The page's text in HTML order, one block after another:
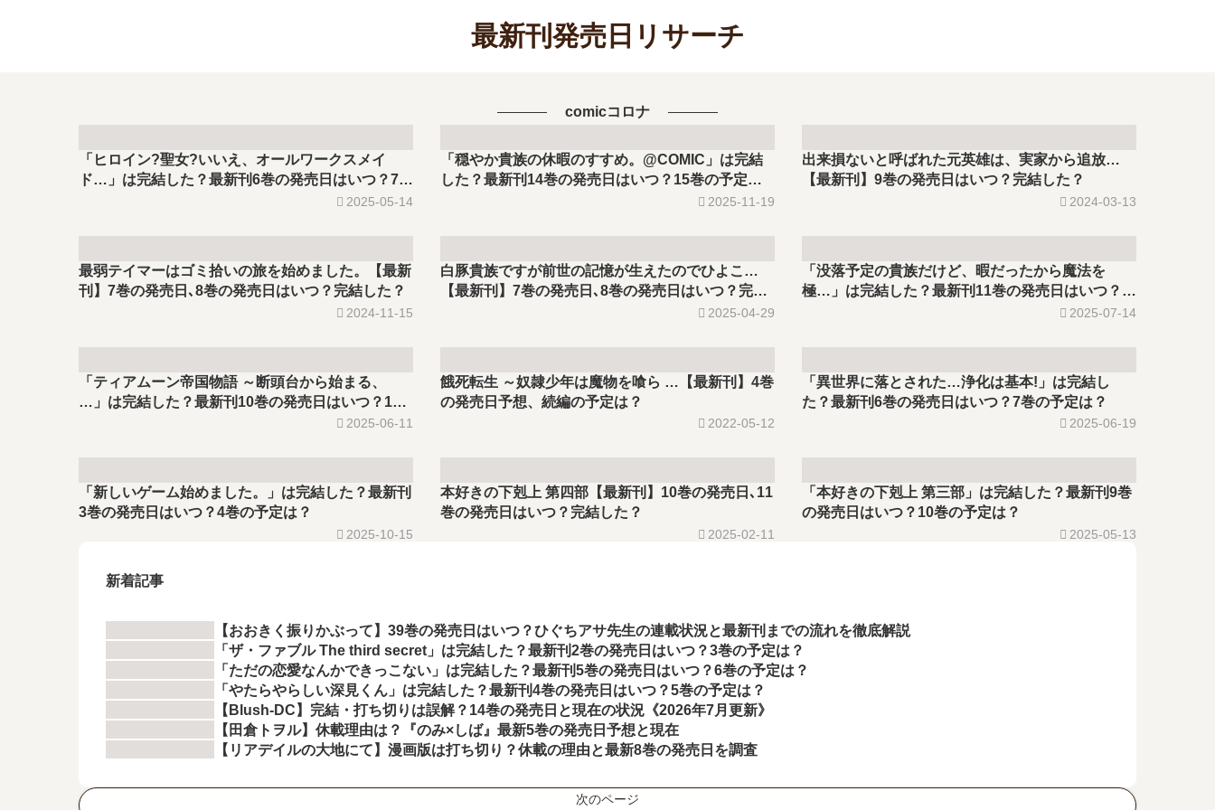
最新刊発売日リサーチ
comicコロナ
「ヒロイン?聖女?いいえ、オールワークスメイ
ド…」は完結した？最新刊6巻の発売日はいつ？7巻
2025-05-14
「穏やか貴族の休暇のすすめ。@COMIC」は完結
した？最新刊14巻の発売日はいつ？15巻の予定
2025-11-19
出来損ないと呼ばれた元英雄は、実家から追放…
【最新刊】9巻の発売日はいつ？完結した？
2024-03-13
最弱テイマーはゴミ拾いの旅を始めました。【最新
刊】7巻の発売日､8巻の発売日はいつ？完結した？
2024-11-15
白豚貴族ですが前世の記憶が生えたのでひよこ…
【最新刊】7巻の発売日､8巻の発売日はいつ？完結
2025-04-29
「没落予定の貴族だけど、暇だったから魔法を
極…」は完結した？最新刊11巻の発売日はいつ？
2025-07-14
「ティアムーン帝国物語 ～断頭台から始まる、
…」は完結した？最新刊10巻の発売日はいつ？11
2025-06-11
餓死転生 ～奴隷少年は魔物を喰ら …【最新刊】4巻
の発売日予想、続編の予定は？
2022-05-12
「異世界に落とされた…浄化は基本!」は完結し
た？最新刊6巻の発売日はいつ？7巻の予定は？
2025-06-19
「新しいゲーム始めました。」は完結した？最新刊
3巻の発売日はいつ？4巻の予定は？
2025-10-15
本好きの下剋上 第四部【最新刊】10巻の発売日､11
巻の発売日はいつ？完結した？
2025-02-11
「本好きの下剋上 第三部」は完結した？最新刊9巻
の発売日はいつ？10巻の予定は？
2025-05-13
新着記事
【おおきく振りかぶって】39巻の発売日はいつ？ひぐちアサ先生の連載状況と最新刊までの流れを徹底解説
「ザ・ファブル The third secret」は完結した？最新刊2巻の発売日はいつ？3巻の予定は？
「ただの恋愛なんかできっこない」は完結した？最新刊5巻の発売日はいつ？6巻の予定は？
「やたらやらしい深見くん」は完結した？最新刊4巻の発売日はいつ？5巻の予定は？
【Blush-DC】完結・打ち切りは誤解？14巻の発売日と現在の状況《2026年7月更新》
【田倉トヲル】休載理由は？『のみ×しば』最新5巻の発売日予想と現在
【リアデイルの大地にて】漫画版は打ち切り？休載の理由と最新8巻の発売日を調査
次のページ